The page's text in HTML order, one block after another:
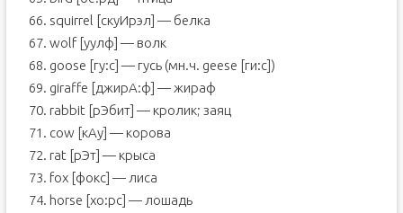
66. squirrel [скуИрэл] — белка
67. wolf [уулф] — волк
68. goose [гу:с] — гусь (мн.ч. geese [ги:с])
69. giraffe [джирА:ф] — жираф
70. rabbit [рЭбит] — кролик; заяц
71. cow [кАу] — корова
72. rat [рЭт] — крыса
73. fox [фокс] — лиса
74. horse [хо:рс] — лошадь